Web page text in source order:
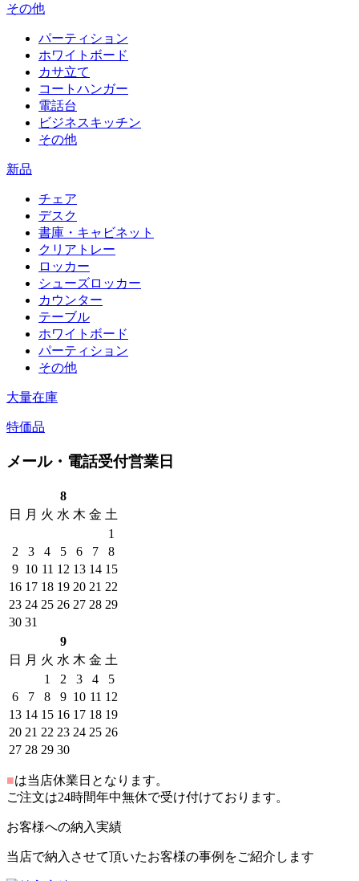
その他
パーティション
ホワイトボード
カサ立て
コートハンガー
電話台
ビジネスキッチン
その他
新品
チェア
デスク
書庫・キャビネット
クリアトレー
ロッカー
シューズロッカー
カウンター
テーブル
ホワイトボード
パーティション
その他
大量在庫
特価品
メール・電話受付営業日
8
日
月 火 水 木 金 土
1
2
3 4 5 6 7
8
9 10 11 12 13 14 15
16 17 18 19 20 21 22
23 24 25 26 27 28 29
30 31
9
日
月 火 水 木 金 土
1
2 3 4
5
6
7 8 9 10 11 12
13 14 15 16 17 18 19
20 21 22 23 24 25 26
27 28 29 30
■は当店休業日となります。
ご注文は24時間年中無休で受け付けております。
お客様への納入実績
当店で納入させて頂いたお客様の事例をご紹介します